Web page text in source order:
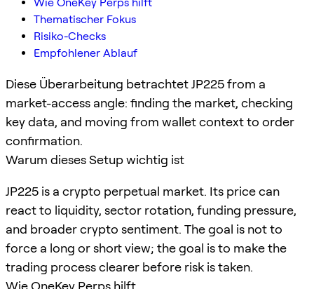
Thematischer Fokus
Risiko-Checks
Empfohlener Ablauf
Diese Überarbeitung betrachtet JP225 from a
market-access angle: finding the market, checking
key data, and moving from wallet context to order
confirmation.
Warum dieses Setup wichtig ist
JP225 is a crypto perpetual market. Its price can
react to liquidity, sector rotation, funding pressure,
and broader crypto sentiment. The goal is not to
force a long or short view; the goal is to make the
trading process clearer before risk is taken.
Wie OneKey Perps hilft